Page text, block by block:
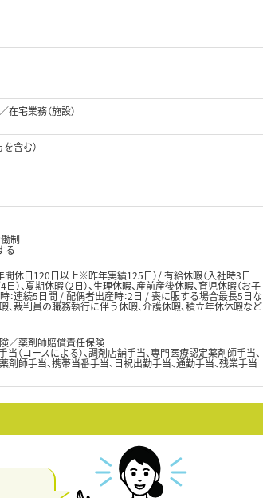
宅業務（施設）
含む）
制
る
間休日120日以上※昨年実績125日）/ 有給休暇（入社時3日
）、夏期休暇（2日）、生理休暇、産前産後休暇、育児休暇（お子
：連続5日間 / 配偶者出産時：2日 / 喪に服する場合最長5日な
、裁判員の職務執行に伴う休暇、介護休暇、積立年休休暇など
／薬剤師賠償責任保険
（コースによる）、調剤店舗手当、専門医療認定薬剤師手当、
師手当、携帯当番手当、日祝出勤手当、通勤手当、残業手当